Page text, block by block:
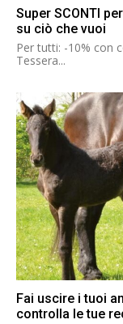
Super SCONTI
su ciò che vuoi
Per tutti: -10% con
Tessera...
Fai uscire i tuoi
controlla le tue